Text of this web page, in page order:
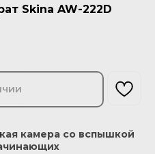
Skina AW-222D
камера со вспышкой